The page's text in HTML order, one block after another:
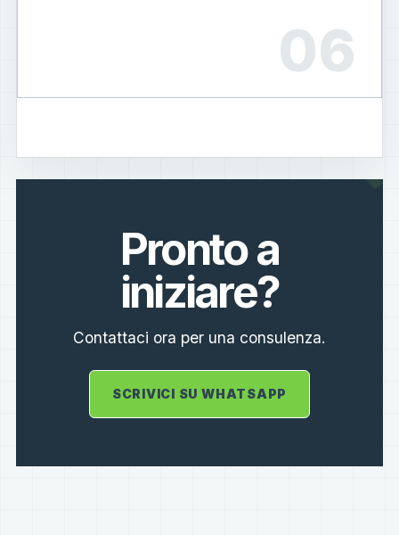
Pronto a
iniziare?
Contattaci ora per una consulenza.
SCRIVICI SU WHATSAPP